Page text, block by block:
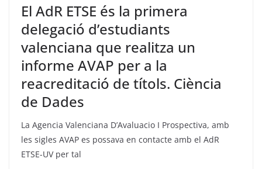
El AdR ETSE és la primera
delegació d’estudiants
valenciana que realitza un
informe AVAP per a la
reacreditació de títols. Ciència
de Dades
La Agencia Valenciana D’Avaluacio I Prospectiva, amb
les sigles AVAP es possava en contacte amb el AdR
ETSE-UV per tal